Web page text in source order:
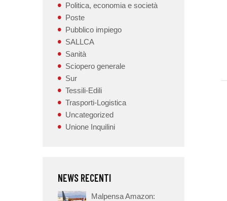
Politica, economia e società
Poste
Pubblico impiego
SALLCA
Sanità
Sciopero generale
Sur
Tessili-Edili
Trasporti-Logistica
Uncategorized
Unione Inquilini
NEWS RECENTI
Malpensa Amazon: